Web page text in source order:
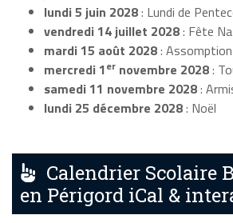
lundi 5 juin 2028: Lundi de
vendredi 14 juillet 2028: Fête
mardi 15 août 2028: Assomption
mercredi 1er novembre 2028:
samedi 11 novembre 2028:
lundi 25 décembre 2028: Noël
Calendrier Scolaire
en Périgord iCal &